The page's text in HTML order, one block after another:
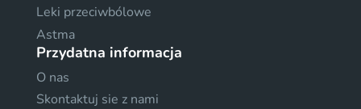
Leki przeciwbólowe
Astma
Przydatna informacja
O nas
Skontaktuj sie z nami